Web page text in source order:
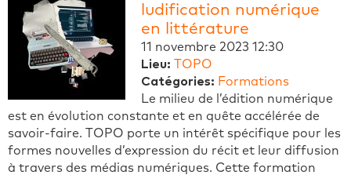
ludification numérique
en littérature
11 novembre 2023 12:30
Lieu: TOPO
Catégories: Formations
Le milieu de l’édition numérique
est en évolution constante et en quête accélérée de
savoir-faire. TOPO porte un intérêt spécifique pour les
formes nouvelles d’expression du récit et leur diffusion
à travers des médias numériques. Cette formation